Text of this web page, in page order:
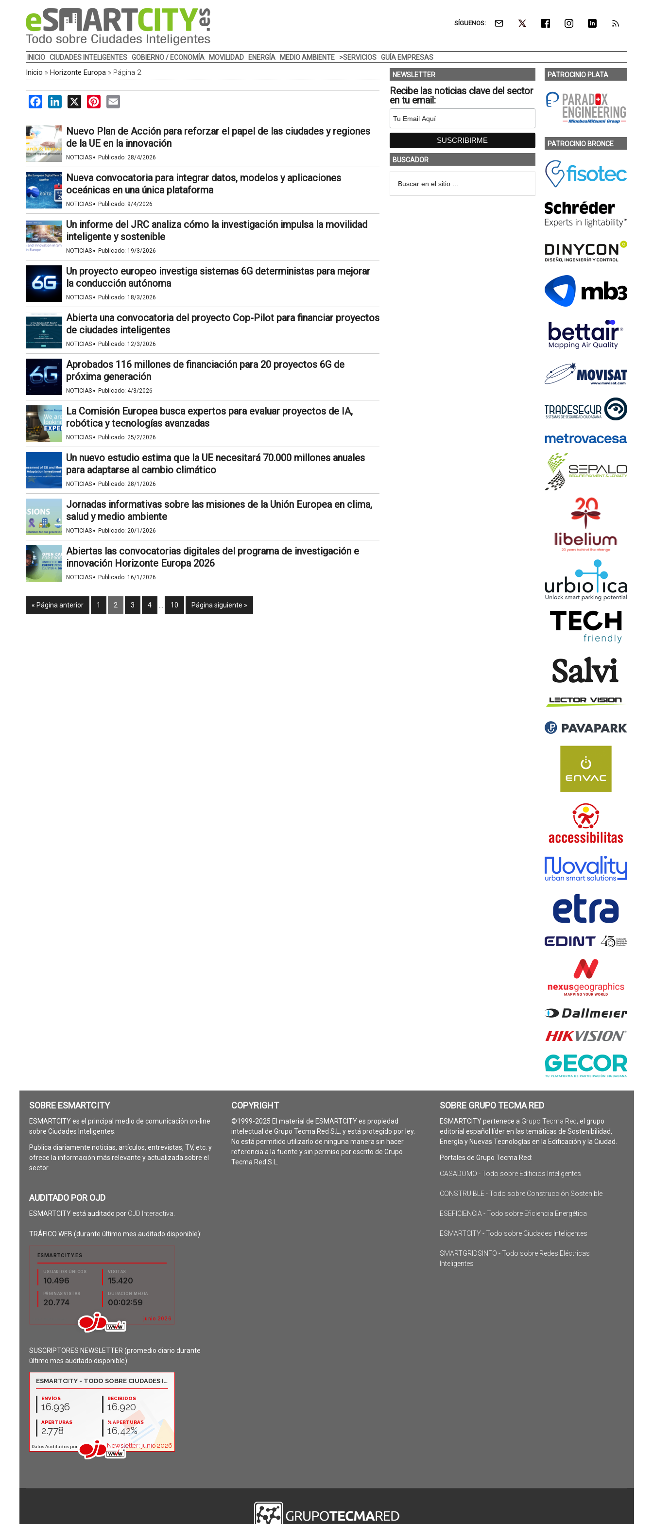
SÍGUENOS:
INICIO CIUDADES INTELIGENTES GOBIERNO / ECONOMÍA MOVILIDAD ENERGÍA MEDIO AMBIENTE >SERVICIOS GUÍA EMPRESAS
Inicio » Horizonte Europa» Página 2
FacebookLinkedIn
X PinterestEmail
Nuevo Plan de Acción para reforzar el papel de las ciudades y regiones
de la UE en la innovación
NOTICIAS · Publicado: 28/4/2026
Nueva convocatoria para integrar datos, modelos y aplicaciones
oceánicas en una única plataforma
NOTICIAS · Publicado: 9/4/2026
Un informe del JRC analiza cómo la investigación impulsa la movilidad
inteligente y sostenible
NOTICIAS · Publicado: 19/3/2026
Un proyecto europeo investiga sistemas 6G deterministas para mejorar
la conducción autónoma
NOTICIAS · Publicado: 18/3/2026
Abierta una convocatoria del proyecto Cop-Pilot para financiar proyectos
de ciudades inteligentes
NOTICIAS · Publicado: 12/3/2026
Aprobados 116 millones de financiación para 20 proyectos 6G de
próxima generación
NOTICIAS · Publicado: 4/3/2026
La Comisión Europea busca expertos para evaluar proyectos de IA,
robótica y tecnologías avanzadas
NOTICIAS · Publicado: 25/2/2026
Un nuevo estudio estima que la UE necesitará 70.000 millones anuales
para adaptarse al cambio climático
NOTICIAS · Publicado: 28/1/2026
Jornadas informativas sobre las misiones de la Unión Europea en clima,
salud y medio ambiente
NOTICIAS · Publicado: 20/1/2026
Abiertas las convocatorias digitales del programa de investigación e
innovación Horizonte Europa 2026
NOTICIAS · Publicado: 16/1/2026
« Página anterior 1 2 3 4 10 Página siguiente »
NEWSLETTER
Recibe las noticias clave del sector
en tu email:
BUSCADOR
PATROCINIO PLATA
PATROCINIO BRONCE
SOBRE ESMARTCITY
ESMARTCITY es el principal medio de comunicación on-line
sobre Ciudades Inteligentes.
Publica diariamente noticias, artículos, entrevistas, TV, etc. y
ofrece la información más relevante y actualizada sobre el
sector.
AUDITADO POR OJD
ESMARTCITY está auditado por OJD Interactiva
TRÁFICO WEB (durante último mes auditado disponible):
SUSCRIPTORES NEWSLETTER (promedio diario durante
último mes auditado disponible):
COPYRIGHT
©1999-2025 El material de ESMARTCITY es propiedad
intelectual de Grupo Tecma Red S.L. y está protegido por ley.
No está permitido utilizarlo de ninguna manera sin hacer
referencia a la fuente y sin permiso por escrito de Grupo
Tecma Red S.L.
SOBRE GRUPO TECMA RED
ESMARTCITY pertenece a Grupo Tecma Red, el grupo
editorial español líder en las temáticas de Sostenibilidad,
Energía y Nuevas Tecnologías en la Edificación y la Ciudad.
Portales de Grupo Tecma Red:
CASADOMO - Todo sobre Edificios Inteligentes
CONSTRUIBLE - Todo sobre Construcción Sostenible
ESEFICIENCIA - Todo sobre Eficiencia Energética
ESMARTCITY - Todo sobre Ciudades Inteligentes
SMARTGRIDSINFO - Todo sobre Redes Eléctricas
Inteligentes